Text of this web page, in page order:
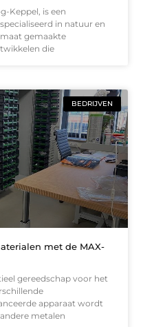
Keppel, is een
in natuur en
gemaakte
die
BEDRIJVEN
met de MAX-
gereedschap voor het
apparaat wordt
metalen